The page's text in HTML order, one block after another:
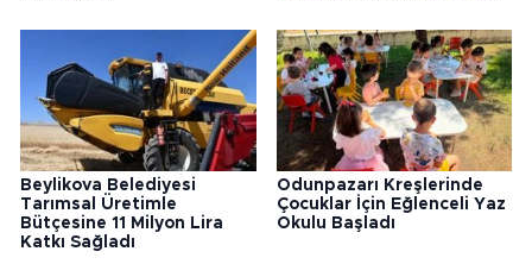
Beylikova Belediyesi
Tarımsal Üretimle
Bütçesine 11 Milyon Lira
Katkı Sağladı
Odunpazarı Kreşlerinde
Çocuklar İçin Eğlenceli Yaz
Okulu Başladı